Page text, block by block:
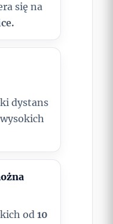
się na
dystans
od10